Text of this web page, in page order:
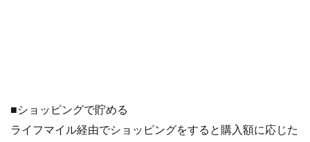
■ショッピングで貯める
ライフマイル経由でショッピングをすると購入額に応じた